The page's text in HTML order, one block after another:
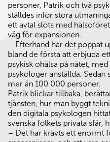
personer, Patrik och två
ställdes inför stora
ett avtal slöts med
väg för expansionen.
– Efterhand har det poppat
bland de första att erbjuda
psykisk ohälsa på nätet,
psykologer anställda.
mer än 100 000 personer.
Patrik blickar tillbaka,
tjänsten, hur man byggt
den digitala psykologen
svenska folkets privata sfär,
– Det har krävts ett enormt